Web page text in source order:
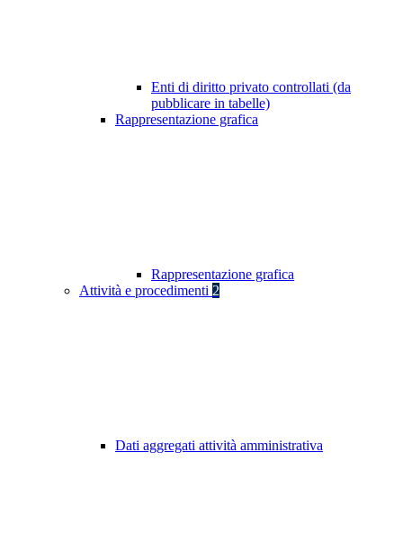
Enti di diritto privato controllati (da
pubblicare in tabelle)
Rappresentazione grafica
Rappresentazione grafica
Attività e procedimenti 2
Dati aggregati attività amministrativa